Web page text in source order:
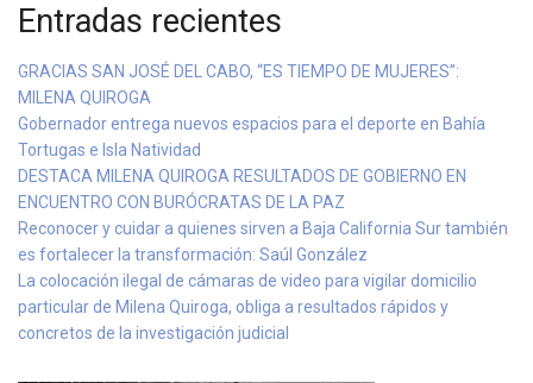
Entradas recientes
GRACIAS SAN JOSÉ DEL CABO, “ES TIEMPO DE MUJERES”:
MILENA QUIROGA
Gobernador entrega nuevos espacios para el deporte en Bahía
Tortugas e Isla Natividad
DESTACA MILENA QUIROGA RESULTADOS DE GOBIERNO EN
ENCUENTRO CON BURÓCRATAS DE LA PAZ
Reconocer y cuidar a quienes sirven a Baja California Sur también
es fortalecer la transformación: Saúl González
La colocación ilegal de cámaras de video para vigilar domicilio
particular de Milena Quiroga, obliga a resultados rápidos y
concretos de la investigación judicial